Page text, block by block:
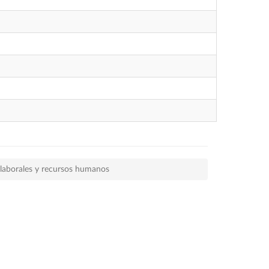
y recursos humanos